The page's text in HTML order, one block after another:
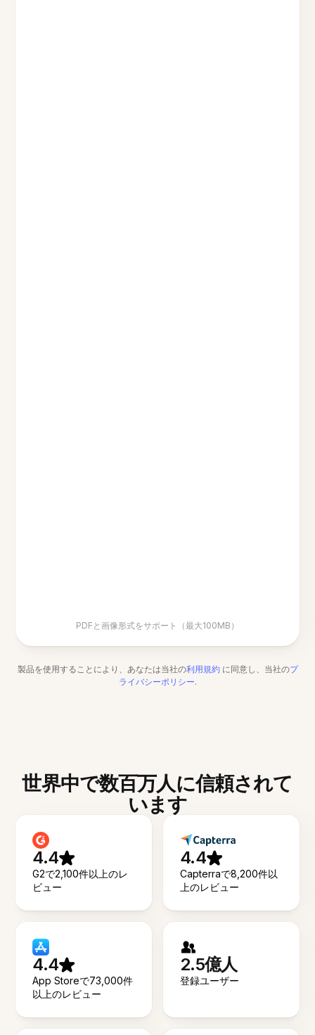
PDFと画像形式をサポート（最大100MB）
製品を使用することにより、あなたは当社の利用規約 に同意し、当社のプ
ライバシーポリシー.
世界中で数百万人に信頼されて
います
4.4
G2で2,100件以上のレ
ビュー
4.4
Capterraで8,200件以
上のレビュー
4.4
App Storeで73,000件
以上のレビュー
2.5億人
登録ユーザー